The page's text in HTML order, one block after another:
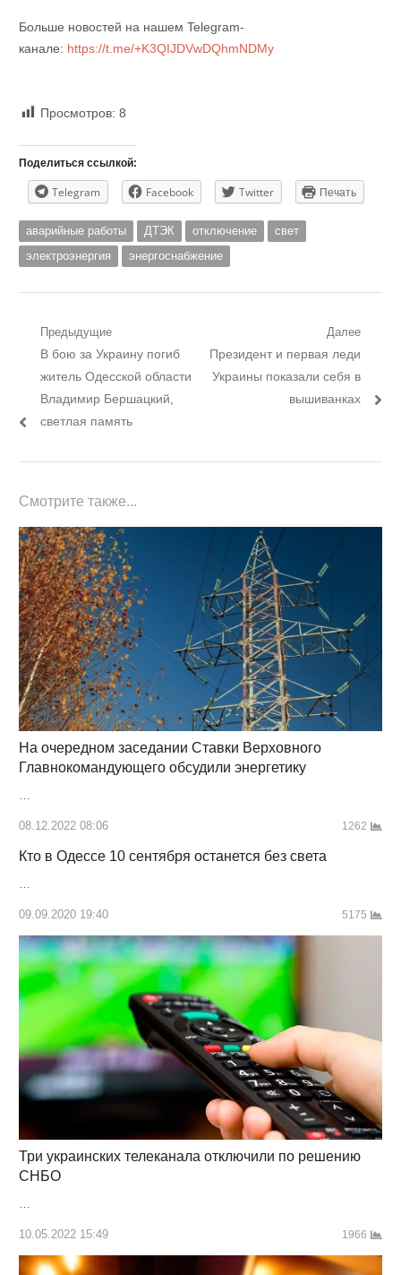
Больше новостей на нашем Telegram-
канале: https://t.me/+K3QIJDVwDQhmNDMy
Просмотров: 8
Поделиться ссылкой:
Telegram Facebook Twitter Печать
аварийные работы ДТЭК отключение
свет
электроэнергия
энергоснабжение
Навигация
по
записям
Предыдущие
Предыдущий
пост:
В бою за Украину погиб
житель Одесской области
Владимир Бершацкий,
светлая память
Далее
Следующий
пост:
Президент и первая леди
Украины показали себя в
вышиванках
Смотрите также...
На очередном заседании Ставки Верховного
Главнокомандующего обсудили энергетику
08.12.2022 08:06 1262
Кто в Одессе 10 сентября останется без света
09.09.2020 19:40 5175
Три украинских телеканала отключили по решению
СНБО
…
10.05.2022 15:49 1966